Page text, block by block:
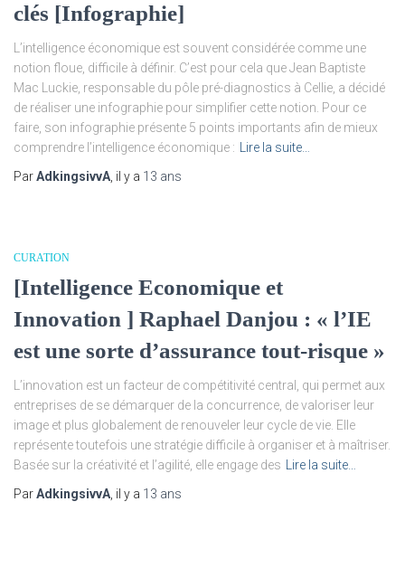
clés [Infographie]
L’intelligence économique est souvent considérée comme une
notion floue, difficile à définir. C’est pour cela que Jean Baptiste
Mac Luckie, responsable du pôle pré-diagnostics à Cellie, a décidé
de réaliser une infographie pour simplifier cette notion. Pour ce
faire, son infographie présente 5 points importants afin de mieux
comprendre l’intelligence économique :
Lire la suite…
ParAdkingsivvA , il y a 13 ans
CURATION
[Intelligence Economique et
Innovation ] Raphael Danjou : « l’IE
est une sorte d’assurance tout-risque »
L’innovation est un facteur de compétitivité central, qui permet aux
entreprises de se démarquer de la concurrence, de valoriser leur
image et plus globalement de renouveler leur cycle de vie. Elle
représente toutefois une stratégie difficile à organiser et à maîtriser.
Basée sur la créativité et l’agilité, elle engage des
Lire la suite…
ParAdkingsivvA , il y a 13 ans